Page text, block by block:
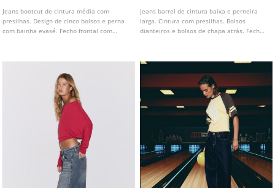
Jeans bootcut de cintura média com
presilhas. Design de cinco bolsos e perna
com bainha evasé. Fecho frontal com
Jeans barrel de cintura baixa e perneira
larga. Cintura com presilhas. Bolsos
dianteiros e bolsos de chapa atrás. Fecho